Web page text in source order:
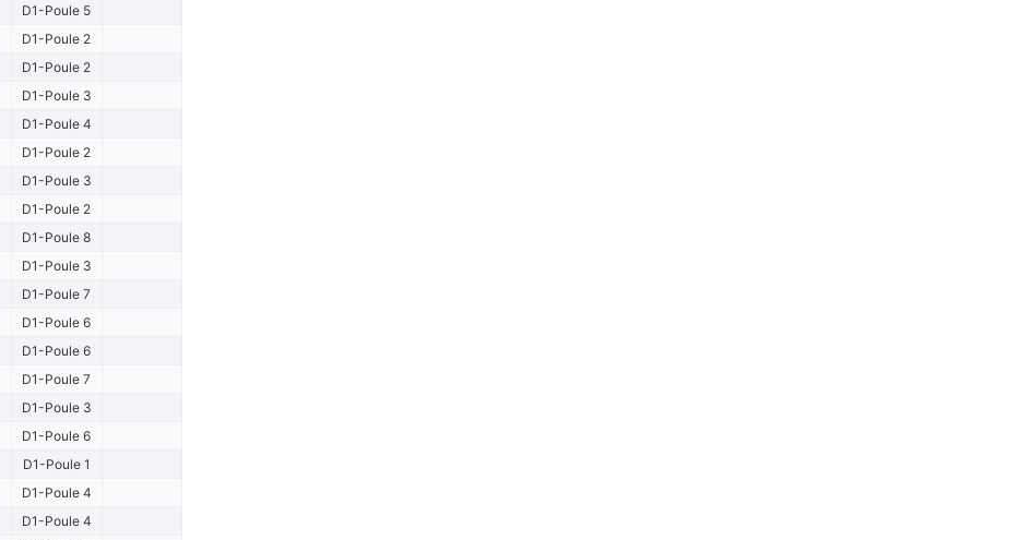
D1-Poule 5
D1-Poule 2
D1-Poule 2
D1-Poule 3
D1-Poule 4
D1-Poule 2
D1-Poule 3
D1-Poule 2
D1-Poule 8
D1-Poule 3
D1-Poule 7
D1-Poule 6
D1-Poule 6
D1-Poule 7
D1-Poule 3
D1-Poule 6
D1-Poule 1
D1-Poule 4
D1-Poule 4